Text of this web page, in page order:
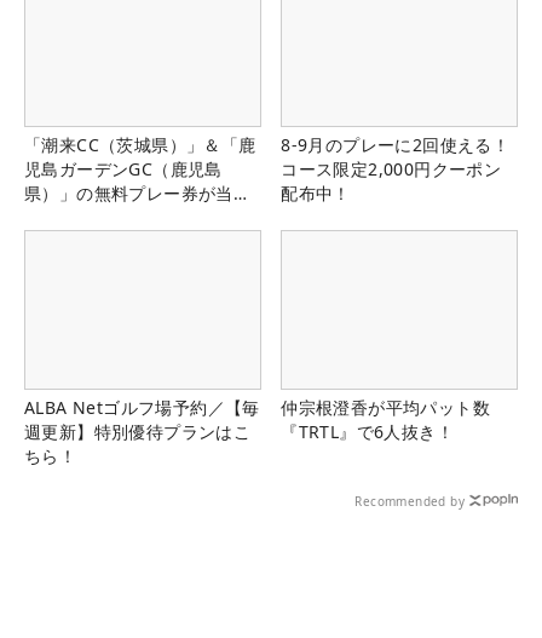
「潮来CC（茨城県）」＆「鹿
児島ガーデンGC（鹿児島
県）」の無料プレー券が当た
8-9月のプレーに2回使える！
コース限定2,000円クーポン
配布中！
ALBA Netゴルフ場予約／【毎
週更新】特別優待プランはこ
ちら！
仲宗根澄香が平均パット数
『TRTL』で6人抜き！
Recommended by